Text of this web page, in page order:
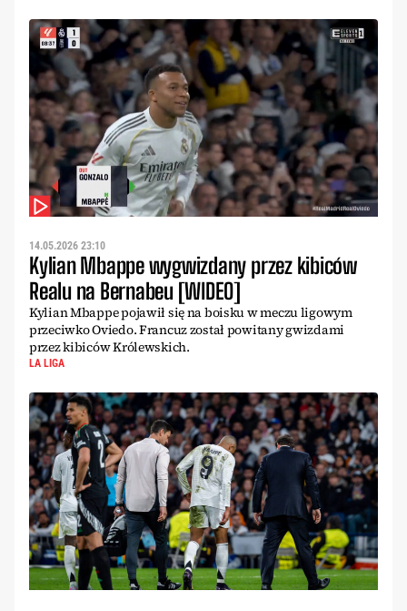
14.05.2026 23:10
Kylian Mbappe wygwizdany przez kibiców
Realu na Bernabeu [WIDEO]
Kylian Mbappe pojawił się na boisku w meczu ligowym
przeciwko Oviedo. Francuz został powitany gwizdami
przez kibiców Królewskich.
LA LIGA